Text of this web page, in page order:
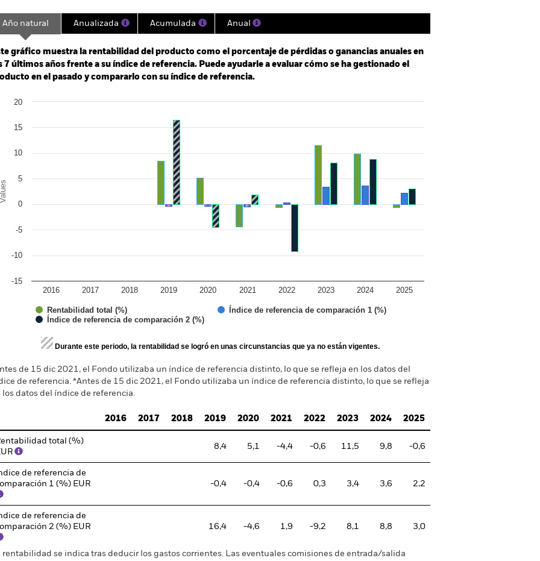
2018-03-01 00:00:00 to 2026-07-31 00:00:00.
-30 to 60.
Año natural Anualizada Acumulada Anual
gráfico muestra la rentabilidad del producto como el porcentaje de pérdidas o ganancias anuales en
7 últimos años frente a su índice de referencia. Puede ayudarle a evaluar cómo se ha gestionado el
en el pasado y compararlo con su índice de referencia.
chart with 3 data series.
chart has 1 Y axis displaying Values. Range: -15 to 20.
Values
Rentabilidad total (%)
Índice de referencia de comparación 1 (%)
Índice de referencia de comparación 2 (%)
2016 2017 2018 2019 2020 2021 2022 2023 2024 2025
-15
-10
-5
0
5
10
15
20
of interactive chart.
Durante este periodo, la rentabilidad se logró en unas circunstancias que ya no están vigentes.
de 15 dic 2021, el Fondo utilizaba un índice de referencia distinto, lo que se refleja en los datos del
de referencia. *Antes de 15 dic 2021, el Fondo utilizaba un índice de referencia distinto, lo que se refleja
los datos del índice de referencia.
2016 2017 2018 2019 2020 2021 2022 2023 2024 2025
total (%)
8,4 5,1 -4,4 -0,6 11,5 9,8 -0,6
de referencia de
1 (%) EUR
-0,4 -0,4 -0,6 0,3 3,4 3,6 2,2
de referencia de
2 (%) EUR
16,4 -4,6 1,9 -9,2 8,1 8,8 3,0
rentabilidad se indica tras deducir los gastos corrientes. Las eventuales comisiones de entrada/salida